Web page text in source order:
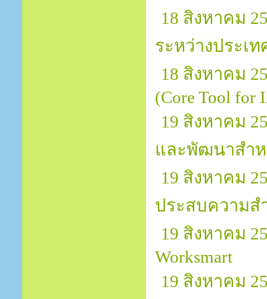
18 สิงหาคม
ระหว่างประเท
18 สิงหาคม
(Core Tool for
19 สิงหาคม
และพัฒนาสำ
19 สิงหาคม
ประสบความส
19 สิงหาคม
Worksmart
19 สิงหาคม